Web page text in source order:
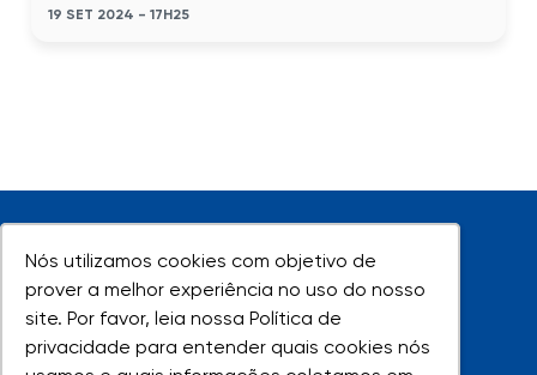
Nós utilizamos cookies com objetivo de
prover a melhor experiência no uso do nosso
site. Por favor, leia nossa Política de
privacidade para entender quais cookies nós
Nós utilizamos cookies com objetivo de
prover a melhor experiência no uso do nosso
site. Por favor, leia nossa Política de
privacidade para entender quais cookies nós
19 SET 2024 - 17H25
UNIVAP - Todos os direitos reservados